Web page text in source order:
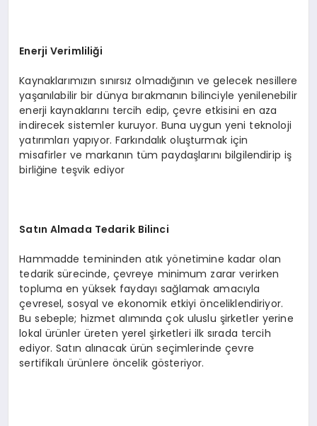
Enerji Verimliliği
Kaynaklarımızın sınırsız olmadığının ve gelecek nesillere
yaşanılabilir bir dünya bırakmanın bilinciyle yenilenebilir
enerji kaynaklarını tercih edip, çevre etkisini en aza
indirecek sistemler kuruyor. Buna uygun yeni teknoloji
yatırımları yapıyor. Farkındalık oluşturmak için
misafirler ve markanın tüm paydaşlarını bilgilendirip iş
birliğine teşvik ediyor
Satın Almada Tedarik Bilinci
Hammadde temininden atık yönetimine kadar olan
tedarik sürecinde, çevreye minimum zarar verirken
topluma en yüksek faydayı sağlamak amacıyla
çevresel, sosyal ve ekonomik etkiyi önceliklendiriyor.
Bu sebeple; hizmet alımında çok uluslu şirketler yerine
lokal ürünler üreten yerel şirketleri ilk sırada tercih
ediyor. Satın alınacak ürün seçimlerinde çevre
sertifikalı ürünlere öncelik gösteriyor.